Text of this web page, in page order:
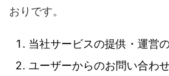
おりです。
当社サービスの提供・運営
ユーザーからのお問い合わ